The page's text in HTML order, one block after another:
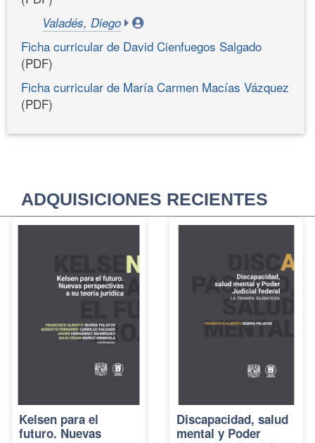
Valadés, Diego
Ficha curricular de David Cienfuegos Salgado
(PDF)
Ficha curricular de María Carmen Macías Vázquez
(PDF)
ADQUISICIONES RECIENTES
Kelsen para el
futuro. Nuevas
Discapacidad, salud
mental y Poder